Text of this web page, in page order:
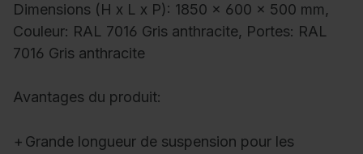
Dimensions (H x L x P): 1850 x 600 x 500 mm,
Couleur: RAL 7016 Gris anthracite, Portes: RAL
7016 Gris anthracite
Avantages du produit:
+ Grande longueur de suspension pour les